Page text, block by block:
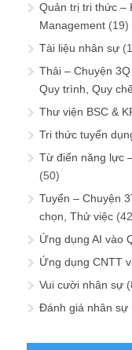
Quản trị tri thức –
Management (19)
Tài liệu nhân sự
Thải – Chuyện
Quy trình, Quy
Thư viện BSC &
Tri thức tuyển
Từ điển năng lực
(50)
Tuyển – Chuyện
chọn, Thử việc
Ứng dụng AI vào
Ứng dụng CNTT
Vui cười nhân sự
Đánh giá nhân sự